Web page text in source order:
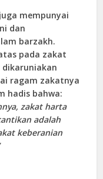
mempunyai
dan
barzakh.
pada zakat
ragam zakatnya
hadis bahwa:
zakat harta
adalah
keberanian